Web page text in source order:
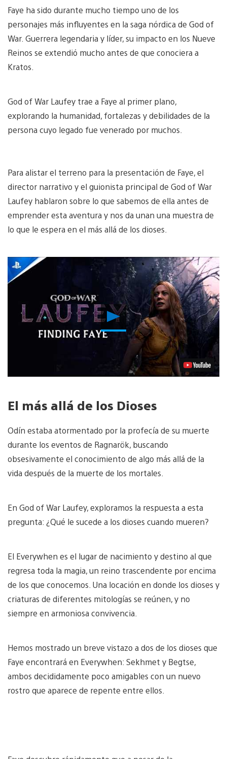
Faye ha sido durante mucho tiempo uno de los
personajes más influyentes en la saga nórdica de God of
War. Guerrera legendaria y líder, su impacto en los Nueve
Reinos se extendió mucho antes de que conociera a
Kratos.
God of War Laufey trae a Faye al primer plano,
explorando la humanidad, fortalezas y debilidades de la
persona cuyo legado fue venerado por muchos.
Para alistar el terreno para la presentación de Faye, el
director narrativo y el guionista principal de God of War
Laufey hablaron sobre lo que sabemos de ella antes de
emprender esta aventura y nos da unan una muestra de
lo que le espera en el más allá de los dioses.
Reproducir
Video
El más allá de los Dioses
Odín estaba atormentado por la profecía de su muerte
durante los eventos de Ragnarök, buscando
obsesivamente el conocimiento de algo más allá de la
vida después de la muerte de los mortales.
En God of War Laufey, exploramos la respuesta a esta
pregunta: ¿Qué le sucede a los dioses cuando mueren?
El Everywhen es el lugar de nacimiento y destino al que
regresa toda la magia, un reino trascendente por encima
de los que conocemos. Una locación en donde los dioses y
criaturas de diferentes mitologías se reúnen, y no
siempre en armoniosa convivencia.
Hemos mostrado un breve vistazo a dos de los dioses que
Faye encontrará en Everywhen: Sekhmet y Begtse,
ambos decididamente poco amigables con un nuevo
rostro que aparece de repente entre ellos.